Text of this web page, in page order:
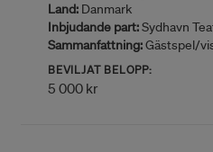
Land: Danmark
Inbjudande part:Sydhavn
Sammanfattning:Gästspel/
BEVILJAT BELOPP:
5 000 kr